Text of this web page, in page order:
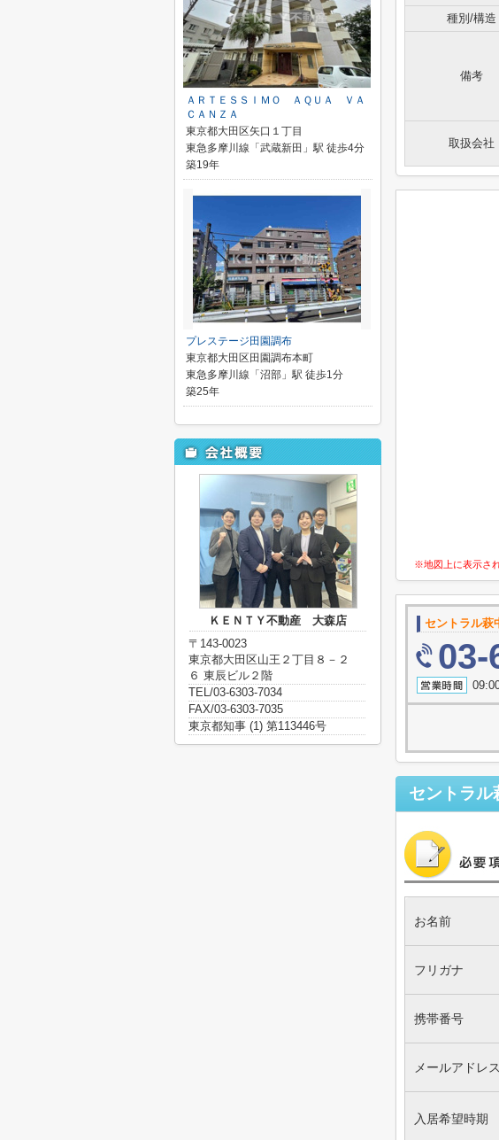
種別/構造
備考
取扱会社
※地図上に表示さ
セントラル萩
03-
セントラル
お名前
フリガナ
携帯番号
メールアドレス
入居希望時期
ＡＲＴＥＳＳＩＭＯ ＡＱＵＡ ＶＡ
ＣＡＮＺＡ
東京都大田区矢口１丁目
東急多摩川線「武蔵新田」駅 徒歩4分
築19年
プレステージ田園調布
東京都大田区田園調布本町
東急多摩川線「沼部」駅 徒歩1分
築25年
ＫＥＮＴＹ不動産 大森店
〒143-0023
東京都大田区山王２丁目８－２
６ 東辰ビル２階
TEL/03-6303-7034
FAX/03-6303-7035
東京都知事 (1) 第113446号